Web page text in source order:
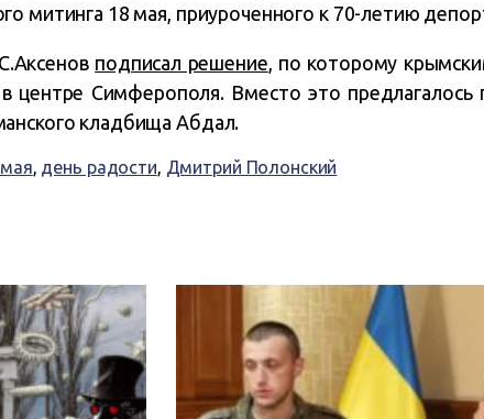
митинга 18 мая, приуроченного к 70-летию
подписал решение , по которому
центре Симферополя. Вместо это
кладбища Абдал.
день радости Дмитрий Полонский